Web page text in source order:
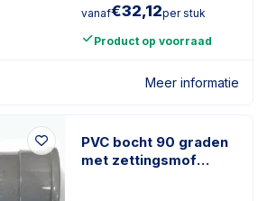
vanaf€32,12per stuk
Product op voorraad
Meer informatie
PVC bocht 90 graden
met zettingsmof